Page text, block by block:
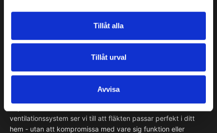
Tillåt alla
Tillåt urval
Avvisa
Fjärås tillverkar svenskdesignade köksfläktar skapade med
omsorg och precision. Varje fläktkupa tillverkas för hand på
ventilationssystem ser vi till att fläkten passar perfekt i ditt
hem - utan att kompromissa med vare sig funktion eller